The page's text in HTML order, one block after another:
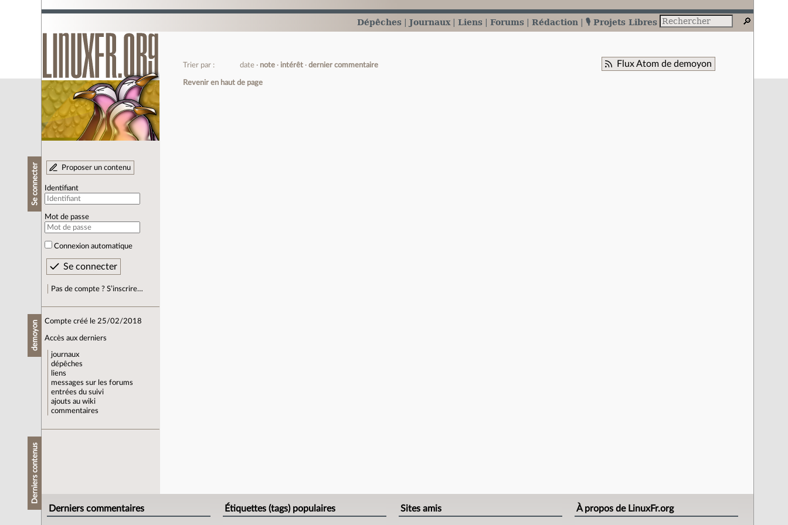
Dépêches Journaux Liens Forums Rédaction 🎙️ Projets Libres
Se connecter Proposer un contenu
Identifiant
Mot de passe
Connexion automatique
Pas de compte ? S’inscrire…
demoyon Compte créé le 25/02/2018
Accès aux derniers
journaux
dépêches
liens
messages sur les forums
entrées du suivi
ajouts au wiki
commentaires
Derniers contenus
Flux Atom de demoyon
Trier par : date note intérêt dernier commentaire
Revenir en haut de page
Derniers commentaires Étiquettes (tags) populaires Sites amis À propos de LinuxFr.org